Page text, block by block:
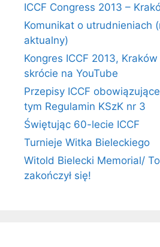
ICCF Congress 2013 –
Komunikat o utrudnieniach
aktualny)
Kongres ICCF 2013,
skrócie na YouTube
Przepisy ICCF
tym Regulamin KSzK nr 3
Świętując 60-lecie ICCF
Turnieje Witka Bieleckiego
Witold Bielecki Memorial/
zakończył się!